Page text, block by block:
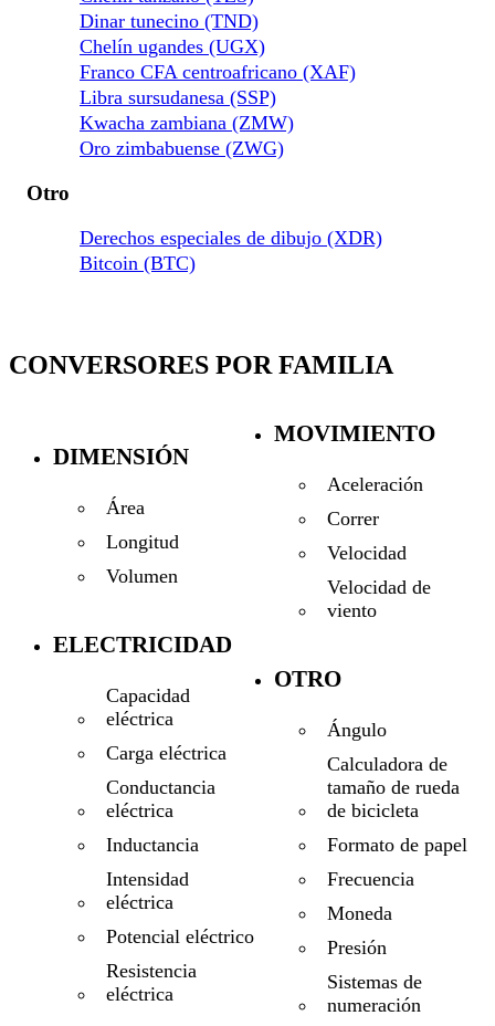
Dinar tunecino (TND)
Chelín ugandes (UGX)
Franco CFA centroafricano (XAF)
Libra sursudanesa (SSP)
Kwacha zambiana (ZMW)
Oro zimbabuense (ZWG)
Otro
Derechos especiales de dibujo (XDR)
Bitcoin (BTC)
CONVERSORES POR FAMILIA
DIMENSIÓN
Área
Longitud
Volumen
ELECTRICIDAD
Capacidad
eléctrica
Carga eléctrica
Conductancia
eléctrica
Inductancia
Intensidad
eléctrica
Potencial eléctrico
Resistencia
eléctrica
MOVIMIENTO
Aceleración
Correr
Velocidad
Velocidad de
viento
OTRO
Ángulo
Calculadora de
tamaño de rueda
de bicicleta
Formato de papel
Frecuencia
Moneda
Presión
Sistemas de
numeración